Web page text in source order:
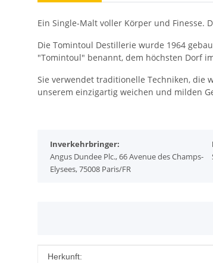
Ein Single-Malt voller Körper und Finesse.
Die Tomintoul Destillerie wurde 1964
"Tomintoul" benannt, dem höchsten Dorf
Sie verwendet traditionelle Techniken, die
unserem einzigartig weichen und milden
Inverkehrbringer:
Angus Dundee Plc., 66 Avenue des Champs-
Elysees, 75008 Paris/FR
Produkteigenschaft
Wert
Herkunft: